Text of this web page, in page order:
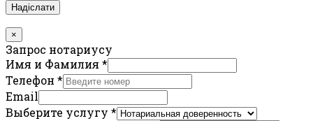
Надіслати
×
Запрос нотариусу
Имя и Фамилия *
Телефон *
Email
Выберите услугу *